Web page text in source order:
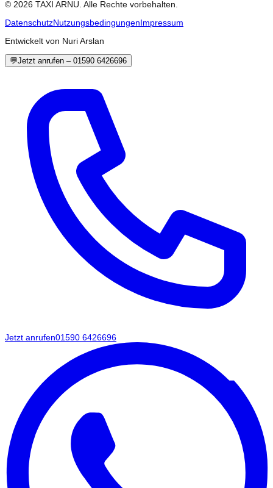
© 2026 TAXI ARNU. Alle Rechte vorbehalten.
DatenschutzNutzungsbedingungenImpressum
Entwickelt von Nuri Arslan
💬Jetzt anrufen – 01590 6426696
Jetzt anrufen01590 6426696